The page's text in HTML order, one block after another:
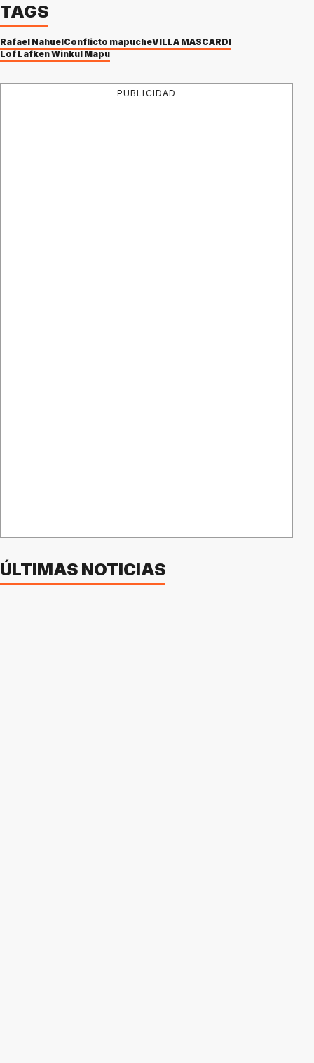
TAGS
Rafael NahuelConflicto mapucheVILLA MASCARDI
Lof Lafken Winkul Mapu
PUBLICIDAD
ÚLTIMAS NOTICIAS